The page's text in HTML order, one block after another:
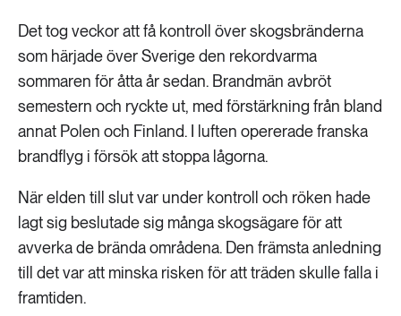
Det tog veckor att få kontroll över skogsbränderna
som härjade över Sverige den rekordvarma
sommaren för åtta år sedan. Brandmän avbröt
semestern och ryckte ut, med förstärkning från bland
annat Polen och Finland. I luften opererade franska
brandflyg i försök att stoppa lågorna.
När elden till slut var under kontroll och röken hade
lagt sig beslutade sig många skogsägare för att
avverka de brända områdena. Den främsta anledning
till det var att minska risken för att träden skulle falla i
framtiden.